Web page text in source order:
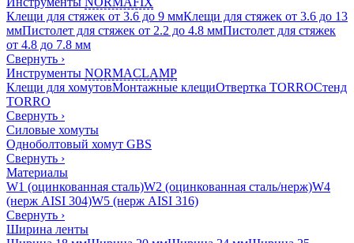
Клещи для стяжек от 3.6 до 9 ммКлещи для стяжек от 3.6 до 13
ммПистолет для стяжек от 2.2 до 4.8 ммПистолет для стяжек
от 4.8 до 7.8 мм
Свернуть ›
Инструменты NORMACLAMP
Клещи для хомутовМонтажные клещиОтвертка TORROСтенд
TORRO
Свернуть ›
Силовые хомуты
Одноболтовый хомут GBS
Свернуть ›
Материалы
W1 (оцинкованная сталь)W2 (оцинкованная сталь/нерж)W4
(нерж AISI 304)W5 (нерж AISI 316)
Свернуть ›
Ширина ленты